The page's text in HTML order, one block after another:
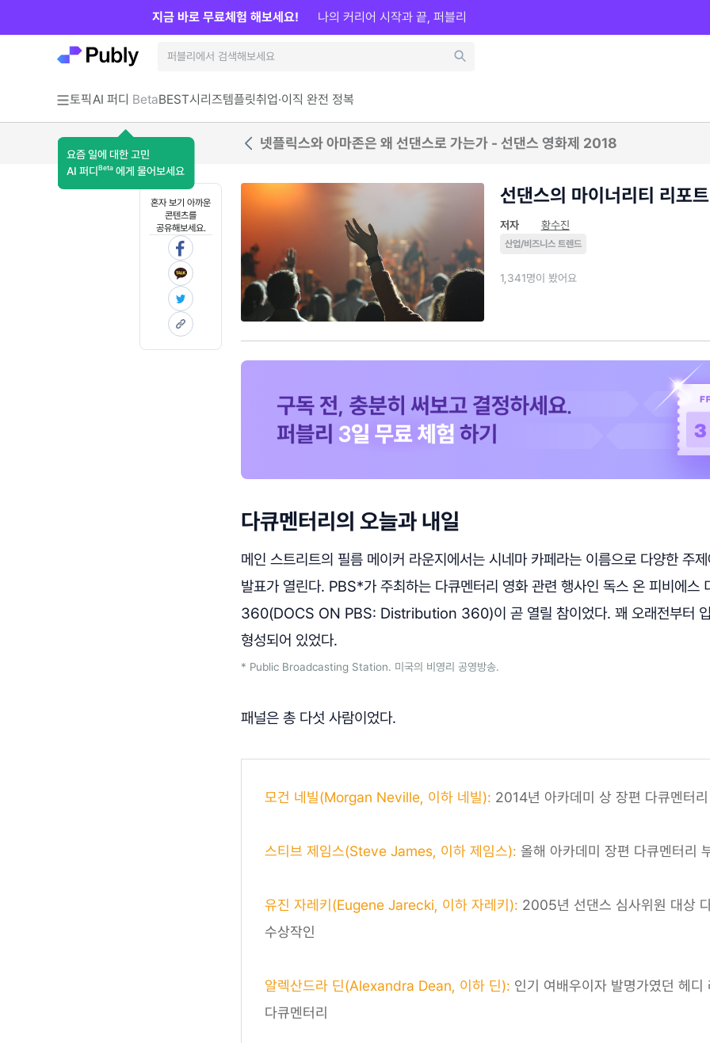
토픽AI 퍼디 Beta
요즘 일에 대한 고민
AI 퍼디 Beta 에게 물어보세요
BEST시리즈템플릿취업·이직 완전 정복
지금 바로 무료체험 해보세요! 나의 커리어 시작과 끝, 퍼블리
넷플릭스와 아마존은 왜 선댄스로 가는가 - 선댄스 영화제 2018
혼자 보기 아까운
콘텐츠를
공유해보세요.
선댄스의 마이너리티 리포트
저자 황수진
산업/비즈니스 트렌드
1,341명이 봤어요
다큐멘터리의 오늘과 내일
메인 스트리트의 필름 메이커 라운지에서는 시네마 카페라는 이름으로 다양한 주
발표가 열린다. PBS*가 주최하는 다큐멘터리 영화 관련 행사인 독스 온 피비에스
360(DOCS ON PBS: Distribution 360)이 곧 열릴 참이었다. 꽤 오래전부터
형성되어 있었다.
* Public Broadcasting Station. 미국의 비영리 공영방송.
패널은 총 다섯 사람이었다.
모건 네빌(Morgan Neville, 이하 네빌): 2014년 아카데미 상 장편 다큐멘터
스티브 제임스(Steve James, 이하 제임스): 올해 아카데미 장편 다큐멘터리
유진 자레키(Eugene Jarecki, 이하 자레키): 2005년 선댄스 심사위원 대상
수상작인
알렉산드라 딘(Alexandra Dean, 이하 딘): 인기 여배우이자 발명가였던 헤디
다큐멘터리